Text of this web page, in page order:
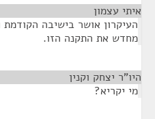
איתי עצמון
העיקרון אושר בישיבה
מחדש את התקנה הזו.
היו"ר יצחק וקנין
מי יקריא?